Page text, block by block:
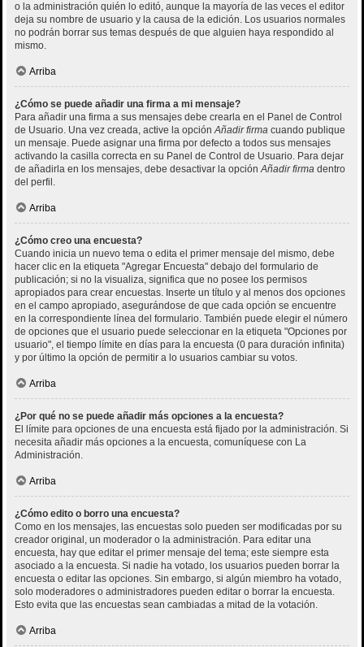
o la administración quién lo editó, aunque la mayoría de las veces el editor
deja su nombre de usuario y la causa de la edición. Los usuarios normales
no podrán borrar sus temas después de que alguien haya respondido al
mismo.
Arriba
¿Cómo se puede añadir una firma a mi mensaje?
Para añadir una firma a sus mensajes debe crearla en el Panel de Control
de Usuario. Una vez creada, active la opciónAñadir firma cuando publique
un mensaje. Puede asignar una firma por defecto a todos sus mensajes
activando la casilla correcta en su Panel de Control de Usuario. Para dejar
de añadirla en los mensajes, debe desactivar la opciónAñadir firma dentro
del perfil.
Arriba
¿Cómo creo una encuesta?
Cuando inicia un nuevo tema o edita el primer mensaje del mismo, debe
hacer clic en la etiqueta "Agregar Encuesta" debajo del formulario de
publicación; si no la visualiza, significa que no posee los permisos
apropiados para crear encuestas. Inserte un título y al menos dos opciones
en el campo apropiado, asegurándose de que cada opción se encuentre
en la correspondiente línea del formulario. También puede elegir el número
de opciones que el usuario puede seleccionar en la etiqueta "Opciones por
usuario", el tiempo límite en días para la encuesta (0 para duración infinita)
y por último la opción de permitir a lo usuarios cambiar su votos.
Arriba
¿Por qué no se puede añadir más opciones a la encuesta?
El límite para opciones de una encuesta está fijado por la administración. Si
necesita añadir más opciones a la encuesta, comuníquese con La
Administración.
Arriba
¿Cómo edito o borro una encuesta?
Como en los mensajes, las encuestas solo pueden ser modificadas por su
creador original, un moderador o la administración. Para editar una
encuesta, hay que editar el primer mensaje del tema; este siempre esta
asociado a la encuesta. Si nadie ha votado, los usuarios pueden borrar la
encuesta o editar las opciones. Sin embargo, si algún miembro ha votado,
solo moderadores o administradores pueden editar o borrar la encuesta.
Esto evita que las encuestas sean cambiadas a mitad de la votación.
Arriba